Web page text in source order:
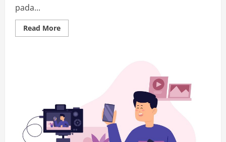
pada...
Read MoreRead
more